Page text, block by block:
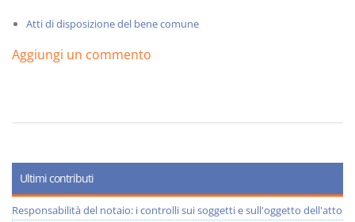
Atti di disposizione del bene comune
Aggiungi un commento
Ultimi contributi
Responsabilità del notaio: i controlli sui soggetti e sull'oggetto dell'atto